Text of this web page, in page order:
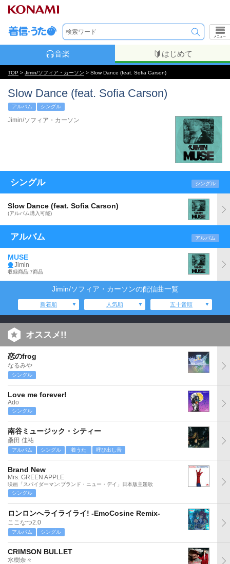
メニュー
音楽 はじめて
TOP > Jimin/ソフィア・カーソン > Slow Dance (feat. Sofia Carson)
Slow Dance (feat. Sofia Carson)
アルバム シングル
Jimin/ソフィア・カーソン
シングル シングル
Slow Dance (feat. Sofia Carson)
(アルバム購入可能)
アルバム アルバム
MUSE
Jimin
収録商品:7商品
Jimin/ソフィア・カーソンの配信曲一覧
新着順 人気順 五十音順
オススメ!!
恋のfrog
なるみや
シングル
Love me forever!
Ado
シングル
南谷ミュージック・シティー
桑田 佳祐
アルバム シングル 着うた 呼び出し音
Brand New
Mrs. GREEN APPLE
映画「スパイダーマン:ブランド・ニュー・デイ」日本版主題歌
シングル
ロンロンへライライライ! -EmoCosine Remix-
ここなつ2.0
アルバム シングル
CRIMSON BULLET
水樹奈々